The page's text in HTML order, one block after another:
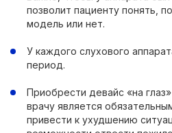
позволит пациенту понять,
модель или нет.
У каждого слухового
период.
Приобрести девайс «на
врачу является
привести к ухудшению